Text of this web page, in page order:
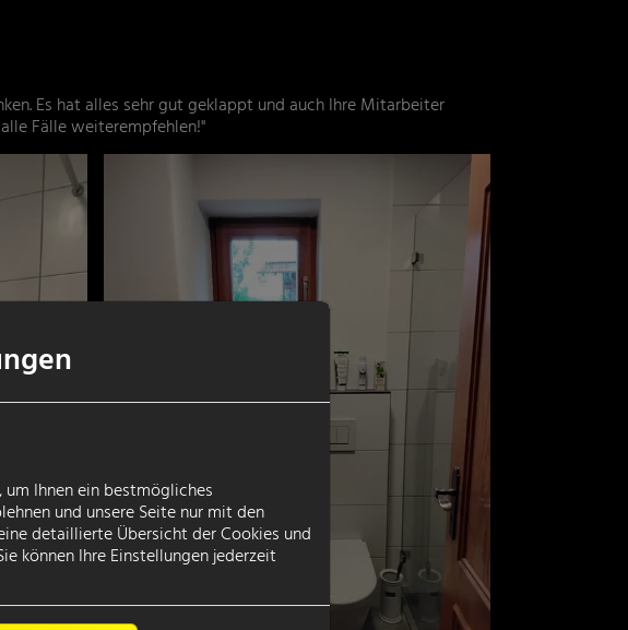
Es hat alles sehr gut geklappt und auch Ihre Mitarbeiter
Fälle weiterempfehlen!"
Ihnen ein bestmögliches
und unsere Seite nur mit den
detaillierte Übersicht der Cookies und
können Ihre Einstellungen jederzeit